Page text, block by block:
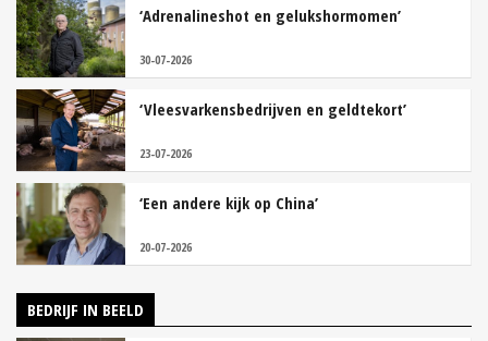
‘Adrenalineshot en gelukshormomen’
30-07-2026
‘Vleesvarkensbedrijven en geldtekort’
23-07-2026
‘Een andere kijk op China’
20-07-2026
BEDRIJF IN BEELD